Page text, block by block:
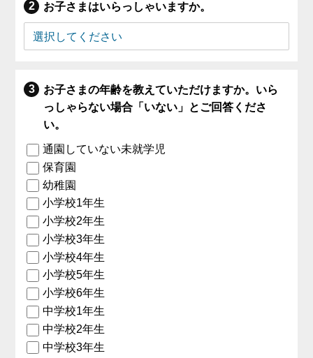
お子さまはいらっしゃいますか。
お子さまの年齢を教えていただけますか。いら
っしゃらない場合「いない」とご回答くださ
い。
通園していない未就学児
保育園
幼稚園
小学校1年生
小学校2年生
小学校3年生
小学校4年生
小学校5年生
小学校6年生
中学校1年生
中学校2年生
中学校3年生